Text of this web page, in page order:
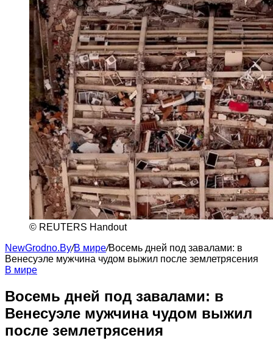
© REUTERS Handout
NewGrodno.By/В мире/Восемь дней под завалами: в
Венесуэле мужчина чудом выжил после землетрясения
В мире
Восемь дней под завалами: в
Венесуэле мужчина чудом выжил
после землетрясения